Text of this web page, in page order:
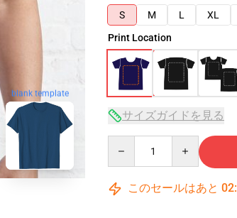
blank template
S
M L XL
Print Location
サイズガイドを見る
このセールはあと 02: